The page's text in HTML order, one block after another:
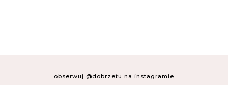
obserwuj @dobrzetu na instagramie